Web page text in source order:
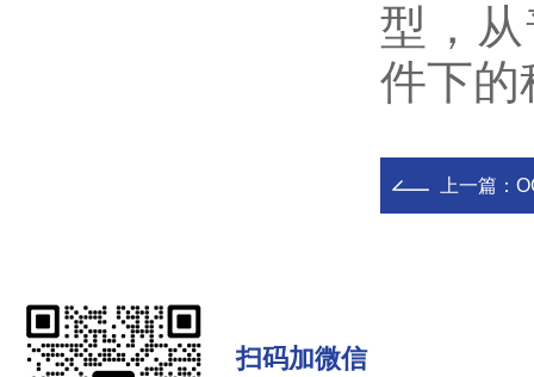
型，
件下
上一篇：
扫码加微信